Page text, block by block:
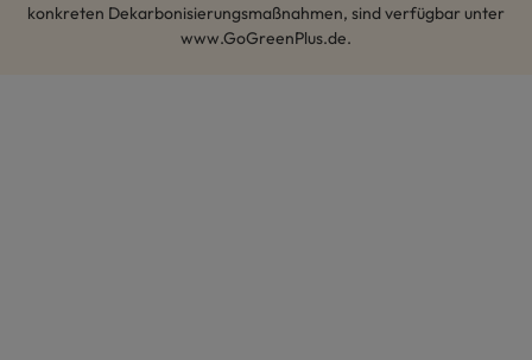
konkreten Dekarbonisierungsmaßnahmen, sind verfügbar unter
www.GoGreenPlus.de.